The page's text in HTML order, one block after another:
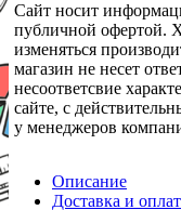
Сайт носит
публичной офертой.
изменяться
магазин не несет
несоответсвие
сайте, с
у менеджеров
Описание
Доставка и